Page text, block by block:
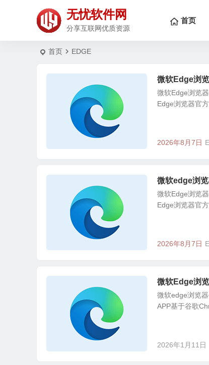
无忧软件网
分享互联网优质资源
首页
首页 EDGE
微软Edge浏
微软Edge浏览
Edge浏览器官
2026年8月7日
微软edge浏
微软Edge浏览
Edge浏览器官
2026年8月7日
微软Edge浏
微软edge浏览
APP基于谷歌
2026年1月11日